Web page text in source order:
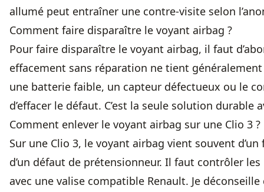
allumé peut entraîner une contre-visite selon
Comment faire disparaître le voyant airbag ?
Pour faire disparaître le voyant airbag, il faut
effacement sans réparation ne tient
une batterie faible, un capteur défectueux ou le
d’effacer le défaut. C’est la seule solution
Comment enlever le voyant airbag sur une Clio 3 ?
Sur une Clio 3, le voyant airbag vient souvent
d’un défaut de prétensionneur. Il faut contrôler
avec une valise compatible Renault. Je